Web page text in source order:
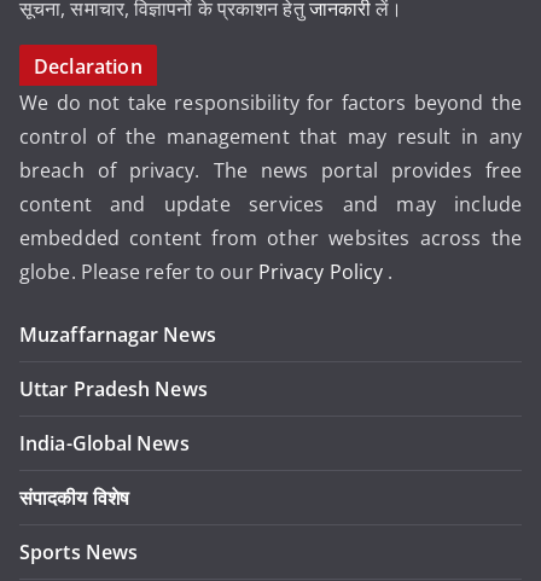
सूचना, समाचार, विज्ञापनों के प्रकाशन हेतुजानकारीलें।
Declaration
We do not take responsibility for factors beyond the
control of the management that may result in any
breach of privacy. The news portal provides free
content and update services and may include
embedded content from other websites across the
globe. Please refer to our Privacy Policy .
Muzaffarnagar News
Uttar Pradesh News
India-Global News
संपादकीय विशेष
Sports News